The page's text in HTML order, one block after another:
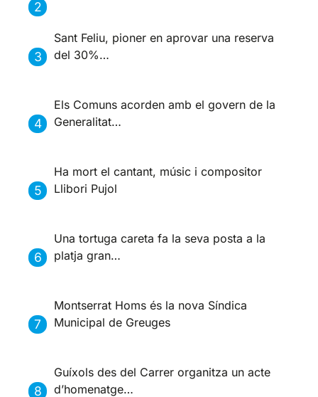
Sant Feliu, pioner en aprovar una reserva
del 30%…
Els Comuns acorden amb el govern de la
Generalitat…
Ha mort el cantant, músic i compositor
Llibori Pujol
Una tortuga careta fa la seva posta a la
platja gran…
Montserrat Homs és la nova Síndica
Municipal de Greuges
Guíxols des del Carrer organitza un acte
d’homenatge…